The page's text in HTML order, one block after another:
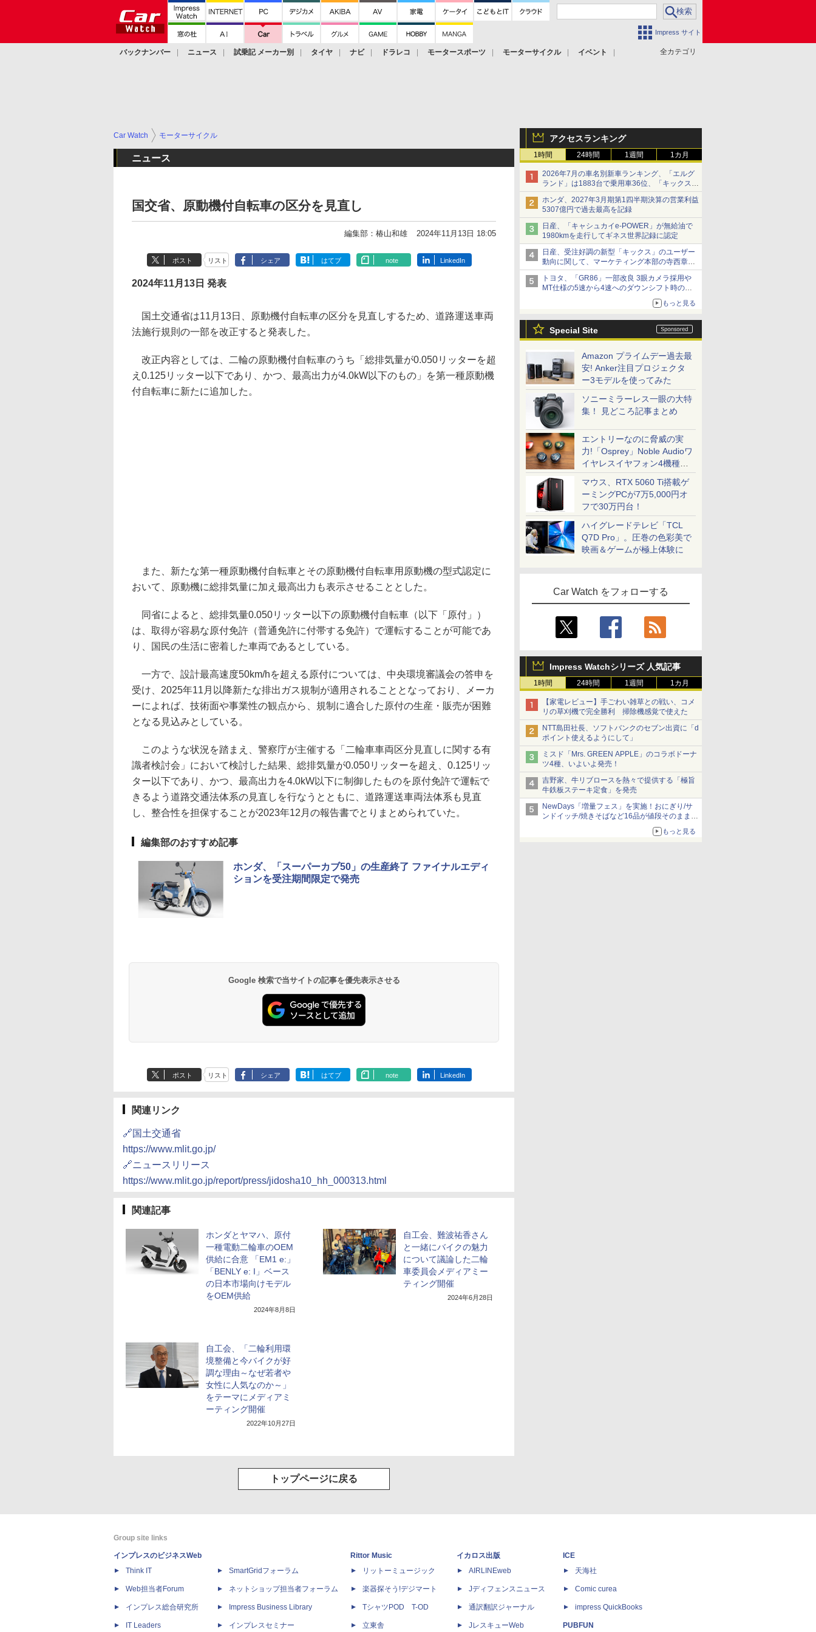
Impress サイト
全カテゴリ
バックナンバー ニュース 試乗記 メーカー別 タイヤ ナビ ドラレコ モータースポーツ モーターサイクル
イベント
アクセスランキング
1時間 24時間 1週間 1カ月
2026年7月の車名別新車ランキング、「エルグ
ランド」は1883台で乗用車36位、「キックス」
は2591台で27位に
ホンダ、2027年3月期第1四半期決算の営業利益
5307億円で過去最高を記録
日産、「キャシュカイe-POWER」が無給油で
1980kmを走行してギネス世界記録に認定
日産、受注好調の新型「キックス」のユーザー
動向に関して、マーケティング本部の寺西章氏
が解説
トヨタ、「GR86」一部改良 3眼カメラ採用や
MT仕様の5速から4速へのダウンシフト時の操
もっと見る
Special Site
Amazon プライムデー過去最
安! Anker注目プロジェクタ
ー3モデルを使ってみた
ソニーミラーレス一眼の大特
集！ 見どころ記事まとめ
エントリーなのに脅威の実
力!「Osprey」Noble Audioワ
イヤレスイヤフォン4機種を
一気に聴く
マウス、RTX 5060 Ti搭載ゲ
ーミングPCが7万5,000円オ
フで30万円台！
ハイグレードテレビ「TCL
Q7D Pro」。圧巻の色彩美で
映画＆ゲームが極上体験に
Car Watch をフォローする
Impress Watchシリーズ 人気記事
1時間 24時間 1週間 1カ月
【家電レビュー】手ごわい雑草との戦い、コメ
リの草刈機で完全勝利 掃除機感覚で使えた
NTT島田社長、ソフトバンクのセブン出資に「d
ポイント使えるようにして」
ミスド「Mrs. GREEN APPLE」のコラボドーナ
ツ4種、いよいよ発売！
吉野家、牛リブロースを熱々で提供する「極旨
牛鉄板ステーキ定食」を発売
NewDays「増量フェス」を実施！おにぎり/サ
ンドイッチ/焼きそばなど16品が値段そのままで
もっと見る
Car Watch モーターサイクル
ニュース
国交省、原動機付自転車の区分を見直し
編集部：椿山和雄 2024年11月13日 18:05
ポスト リスト シェア はてブ note LinkedIn
2024年11月13日 発表
国土交通省は11月13日、原動機付自転車の区分を見直しするため、道路運送車両
法施行規則の一部を改正すると発表した。
改正内容としては、二輪の原動機付自転車のうち「総排気量が0.050リッターを超
え0.125リッター以下であり、かつ、最高出力が4.0kW以下のもの」を第一種原動機
付自転車に新たに追加した。
また、新たな第一種原動機付自転車とその原動機付自転車用原動機の型式認定に
おいて、原動機に総排気量に加え最高出力も表示させることとした。
同省によると、総排気量0.050リッター以下の原動機付自転車（以下「原付」）
は、取得が容易な原付免許（普通免許に付帯する免許）で運転することが可能であ
り、国民の生活に密着した車両であるとしている。
一方で、設計最高速度50km/hを超える原付については、中央環境審議会の答申を
受け、2025年11月以降新たな排出ガス規制が適用されることとなっており、メーカ
ーによれば、技術面や事業性の観点から、規制に適合した原付の生産・販売が困難
となる見込みとしている。
このような状況を踏まえ、警察庁が主催する「二輪車車両区分見直しに関する有
識者検討会」において検討した結果、総排気量が0.050リッターを超え、0.125リッ
ター以下であり、かつ、最高出力を4.0kW以下に制御したものを原付免許で運転で
きるよう道路交通法体系の見直しを行なうとともに、道路運送車両法体系も見直
し、整合性を担保することが2023年12月の報告書でとりまとめられていた。
編集部のおすすめ記事
ホンダ、「スーパーカブ50」の生産終了 ファイナルエディ
ションを受注期間限定で発売
Google 検索で当サイトの記事を優先表示させる
ポスト リスト シェア はてブ note LinkedIn
関連リンク
🔗国土交通省
https://www.mlit.go.jp/
🔗ニュースリリース
https://www.mlit.go.jp/report/press/jidosha10_hh_000313.html
関連記事
ホンダとヤマハ、原付
一種電動二輪車のOEM
供給に合意 「EM1 e:」
「BENLY e: I」ベース
の日本市場向けモデル
をOEM供給
2024年8月8日
自工会、難波祐香さん
と一緒にバイクの魅力
について議論した二輪
車委員会メディアミー
ティング開催
2024年6月28日
自工会、「二輪利用環
境整備と今バイクが好
調な理由～なぜ若者や
女性に人気なのか～」
をテーマにメディアミ
ーティング開催
2022年10月27日
トップページに戻る
Group site links
インプレスのビジネスWeb
Think IT
Web担当者Forum
インプレス総合研究所
IT Leaders
SmartGridフォーラム
ネットショップ担当者フォーラム
Impress Business Library
インプレスセミナー
Rittor Music
リットーミュージック
楽器探そう!デジマート
TシャツPOD T-OD
立東舎
イカロス出版
AIRLINEweb
Jディフェンスニュース
通訳翻訳ジャーナル
JレスキューWeb
ICE
天海社
Comic curea
impress QuickBooks
PUBFUN